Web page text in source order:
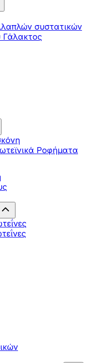
συστατικών
Γάλακτος
Ροφήματα